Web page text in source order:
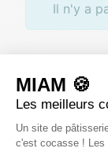
Il n'y a